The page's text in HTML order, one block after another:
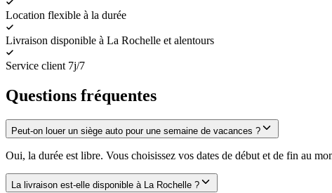
Location flexible à la durée
Livraison disponible à La Rochelle et alentours
Service client 7j/7
Questions fréquentes
Peut-on louer un siège auto pour une semaine de vacances ?
Oui, la durée est libre. Vous choisissez vos dates de début et de fin au
La livraison est-elle disponible à La Rochelle ?